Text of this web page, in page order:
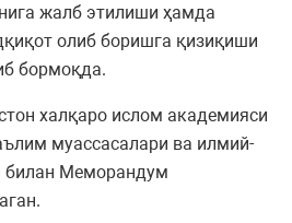
жалб этилиши ҳамда
олиб боришга қизиқиши
бормоқда.
халқаро ислом академияси
муассасалари ва илмий-
билан Меморандум